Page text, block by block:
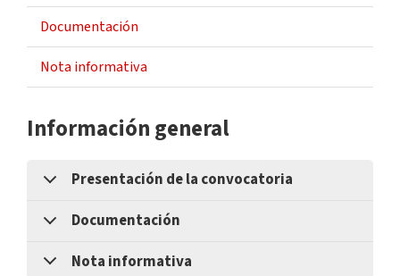
Documentación
Nota informativa
Información general
Presentación de la convocatoria
Documentación
Nota informativa